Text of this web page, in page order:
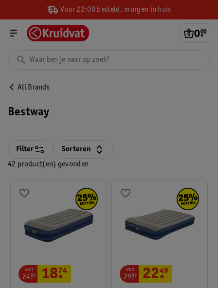
Voor 22:00 besteld, morgen in huis
0.
00
All Brands
Bestway
42 product(en) gevonden
Filter Sorteren
van
24.
99 18.
74 van
29.
99 22.
49